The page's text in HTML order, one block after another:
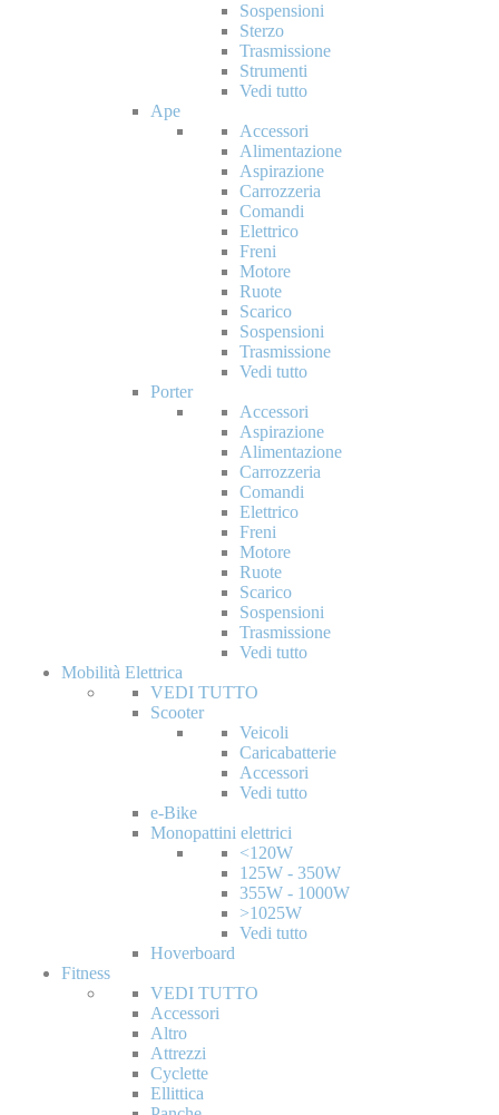
Sospensioni
Sterzo
Trasmissione
Strumenti
Vedi tutto
Ape
Accessori
Alimentazione
Aspirazione
Carrozzeria
Comandi
Elettrico
Freni
Motore
Ruote
Scarico
Sospensioni
Trasmissione
Vedi tutto
Porter
Accessori
Aspirazione
Alimentazione
Carrozzeria
Comandi
Elettrico
Freni
Motore
Ruote
Scarico
Sospensioni
Trasmissione
Vedi tutto
Mobilità Elettrica
VEDI TUTTO
Scooter
Veicoli
Caricabatterie
Accessori
Vedi tutto
e-Bike
Monopattini elettrici
<120W
125W - 350W
355W - 1000W
>1025W
Vedi tutto
Hoverboard
Fitness
VEDI TUTTO
Accessori
Altro
Attrezzi
Cyclette
Ellittica